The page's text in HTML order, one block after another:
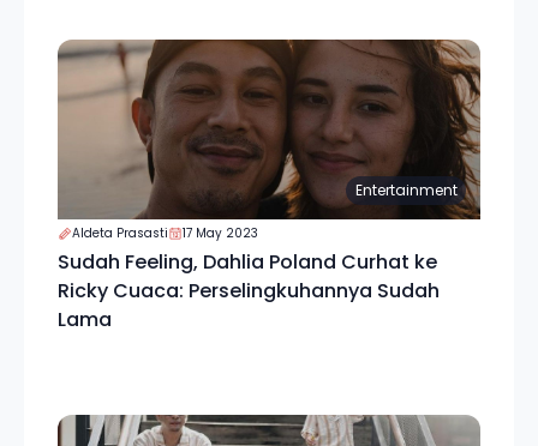
Entertainment
Aldeta Prasasti 17 May 2023
Sudah Feeling, Dahlia Poland Curhat ke
Ricky Cuaca: Perselingkuhannya Sudah
Lama